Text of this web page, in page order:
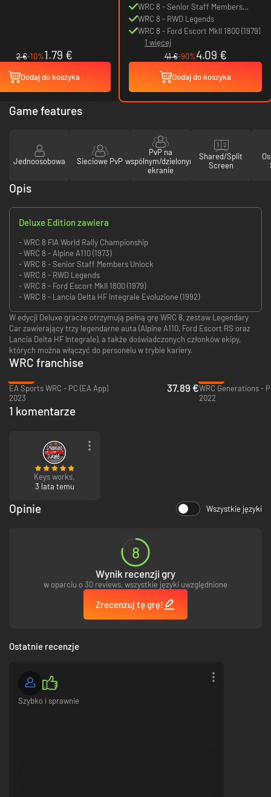
2 €-10%1.79 €
Dodaj do koszyka
WRC 8 - Senior Staff Members
Unlock
WRC 8 - RWD Legends
WRC 8 - Ford Escort MkII 1800 (1979)
1 więcej
41 €-90%4.09 €
Dodaj do koszyka
Game features
Jednoosobowa Sieciowe PvP
PvP na
wspólnym/dzielonym
ekranie
Shared/Split
Screen
Opis
Deluxe Edition zawiera
- WRC 8 FIA World Rally Championship
- WRC 8 - Alpine A110 (1973)
- WRC 8 - Senior Staff Members Unlock
- WRC 8 - RWD Legends
- WRC 8 - Ford Escort MkII 1800 (1979)
- WRC 8 - Lancia Delta HF Integrale Evoluzione (1992)
W edycji Deluxe gracze otrzymują pełną grę WRC 8, zestaw Legendary
Car zawierający trzy legendarne auta (Alpine A110, Ford Escort RS oraz
Lancia Delta HF Integrale), a także doświadczonych członków ekipy,
których można włączyć do personelu w trybie kariery.
WRC franchise
EA Sports WRC - PC (EA App)
2023
37.89 €WRC Generations -
2022
1 komentarze
Keys works.
3 lata temu
Opinie Wszystkie języki
8
Wynik recenzji gry
w oparciu o 30 reviews, wszystkie języki uwzględnione
Zrecenzuj tę grę!
Ostatnie recenzje
Szybko i sprawnie